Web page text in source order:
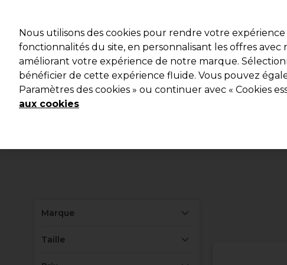
Marques Bons plans Coiffure Electro et Matériel
Livraison et délais
Marque
Taille
Nous utilisons des cookies pour rendre votre
fonctionnalités du site, en personnalisant les offres avec
améliorant votre expérience de notre marque.
bénéficier de cette expérience fluide. Vous pouvez
Paramètres des cookies » ou continuer avec « Cookies
aux cookies